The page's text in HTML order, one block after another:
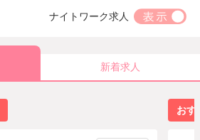
ナイトワーク求人
新着求人
おす